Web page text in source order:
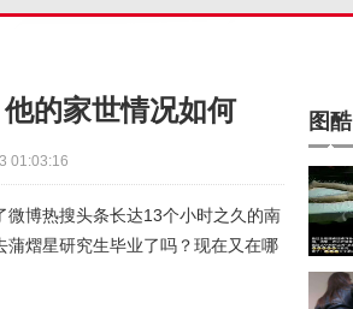
的家世情况如何
01:03:16
博热搜头条长达13个小时之久的南
熠星研究生毕业了吗？现在又在哪
图酷